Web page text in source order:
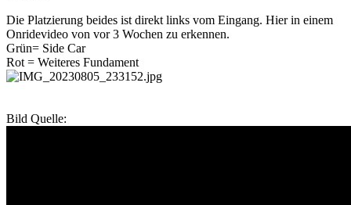
Die Platzierung beides ist direkt links vom Eingang. Hier in einem
Onridevideo von vor 3 Wochen zu erkennen.
Grün= Side Car
Rot = Weiteres Fundament
Bild Quelle: